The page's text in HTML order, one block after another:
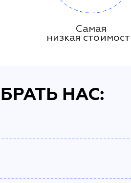
Самая
низкая
НАС: